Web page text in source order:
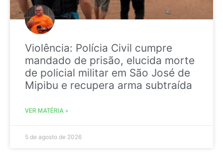
Violência: Polícia Civil cumpre
mandado de prisão, elucida morte
de policial militar em São José de
Mipibu e recupera arma subtraída
VER MATÉRIA »
5 de agosto de 2026